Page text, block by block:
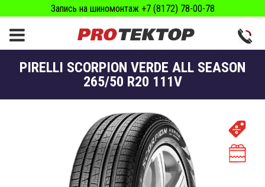
Запись на шиномонтаж +7 (8172) 78-00-78
PIRELLI SCORPION VERDE ALL SEASON
265/50 R20 111V